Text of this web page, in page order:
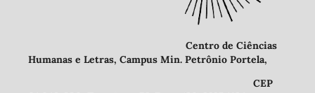
Centro de Ciências
Humanas e Letras, Campus Min. Petrônio Portela,
CEP